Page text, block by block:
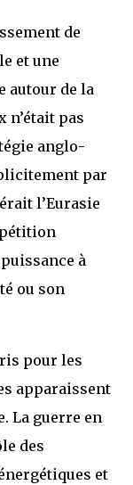
de
et une
autour de la
n’était pas
anglo-
par
l’Eurasie
à
ou son
pour les
apparaissent
La guerre en
des
et